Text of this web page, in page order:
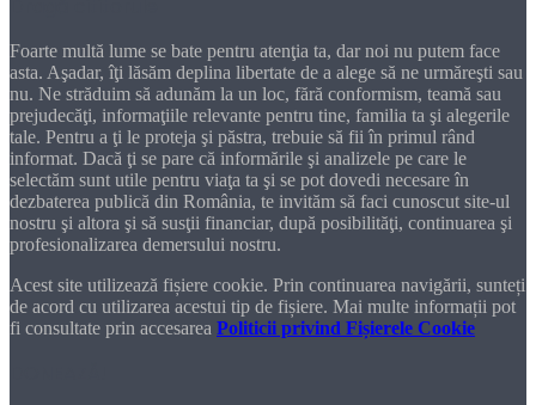
Foarte multă lume se bate pentru atenţia ta, dar noi nu putem face
asta. Aşadar, îţi lăsăm deplina libertate de a alege să ne urmăreşti sau
nu. Ne străduim să adunăm la un loc, fără conformism, teamă sau
prejudecăţi, informaţiile relevante pentru tine, familia ta şi alegerile
tale. Pentru a ţi le proteja şi păstra, trebuie să fii în primul rând
informat. Dacă ţi se pare că informările şi analizele pe care le
selectăm sunt utile pentru viaţa ta şi se pot dovedi necesare în
dezbaterea publică din România, te invităm să faci cunoscut site-ul
nostru şi altora şi să susţii financiar, după posibilităţi, continuarea şi
profesionalizarea demersului nostru.
Acest site utilizează fișiere cookie. Prin continuarea navigării, sunteți
de acord cu utilizarea acestui tip de fișiere. Mai multe informații pot
fi consultate prin accesarea Politicii privind Fișierele Cookie